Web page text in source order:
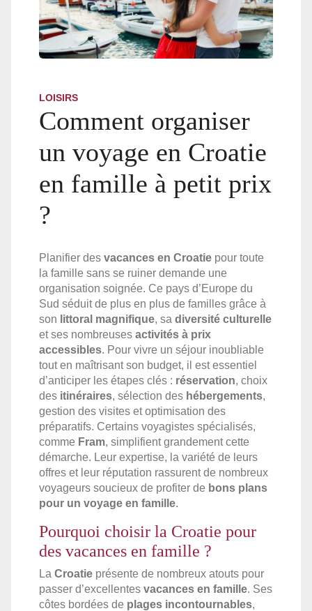
LOISIRS
Comment organiser
un voyage en Croatie
en famille à petit prix
?
Planifier des vacances en Croatie pour toute
la famille sans se ruiner demande une
organisation soignée. Ce pays d’Europe du
Sud séduit de plus en plus de familles grâce à
son littoral magnifique, sa diversité culturelle
et ses nombreuses activités à prix
accessibles. Pour vivre un séjour inoubliable
tout en maîtrisant son budget, il est essentiel
d’anticiper les étapes clés : réservation, choix
des itinéraires, sélection des hébergements,
gestion des visites et optimisation des
préparatifs. Certains voyagistes spécialisés,
comme Fram, simplifient grandement cette
démarche. Leur expertise, la variété de leurs
offres et leur réputation rassurent de nombreux
voyageurs soucieux de profiter de bons plans
pour un voyage en famille.
Pourquoi choisir la Croatie pour
des vacances en famille ?
La Croatie présente de nombreux atouts pour
passer d’excellentes vacances en famille. Ses
côtes bordées de plages incontournables,